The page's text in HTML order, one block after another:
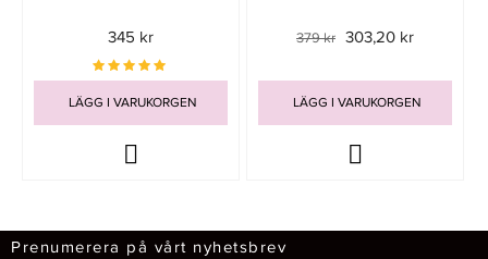
345 kr
LÄGG I VARUKORGEN
379 kr 303,20 kr
LÄGG I VARUKORGEN
Prenumerera på vårt nyhetsbrev